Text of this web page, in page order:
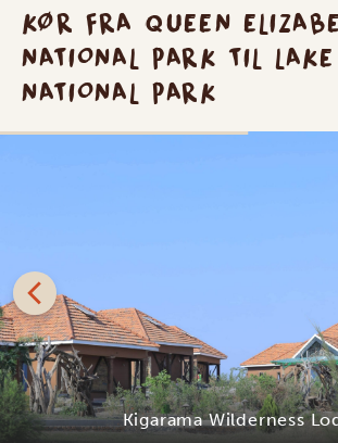
KØR FRA QUEEN
NATIONAL PARK TIL
NATIONAL PARK
Kigarama Wilderness